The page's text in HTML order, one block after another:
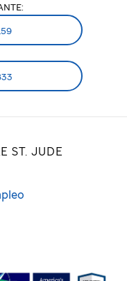
ST. JUDE